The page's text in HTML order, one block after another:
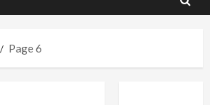
Page 6